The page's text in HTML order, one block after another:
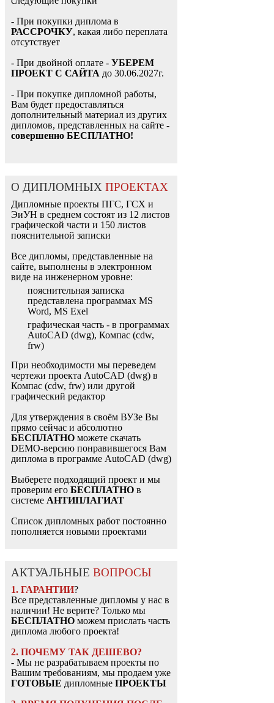
- При покупки диплома в
РАССРОЧКУ, какая либо переплата
отсутствует
- При двойной оплате - УБЕРЕМ
ПРОЕКТ С САЙТА до 30.06.2027г.
- При покупке дипломной работы,
Вам будет предоставляться
дополнительный материал из других
дипломов, представленных на сайте -
совершенно БЕСПЛАТНО!
О ДИПЛОМНЫХ ПРОЕКТАХ
Дипломные проекты ПГС, ГСХ и
ЭиУН в среднем состоят из 12 листов
графической части и 150 листов
пояснительной записки
Все дипломы, представленные на
сайте, выполнены в электронном
виде на инженерном уровне:
пояснительная записка
представлена программах MS
Word, MS Exel
графическая часть - в программах
AutoCAD (dwg), Компас (cdw,
frw)
При необходимости мы переведем
чертежи проекта AutoCAD (dwg) в
Компас (cdw, frw) или другой
графический редактор
Для утверждения в своём ВУЗе Вы
прямо сейчас и абсолютно
БЕСПЛАТНО можете скачать
DEMO-версию понравившегося Вам
диплома в программе AutoCAD (dwg)
Выберете подходящий проект и мы
проверим его БЕСПЛАТНО в
системе АНТИПЛАГИАТ
Список дипломных работ постоянно
пополняется новыми проектами
АКТУАЛЬНЫЕ ВОПРОСЫ
1. ГАРАНТИИ?
Все представленные дипломы у нас в
наличии! Не верите? Только мы
БЕСПЛАТНО можем прислать часть
диплома любого проекта!
2. ПОЧЕМУ ТАК ДЕШЕВО?
- Мы не разрабатываем проекты по
Вашим требованиям, мы продаем уже
ГОТОВЫЕ дипломные ПРОЕКТЫ